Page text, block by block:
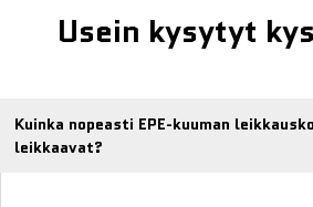
Usein kysytyt
Kuinka nopeasti EPE-kuuman
leikkaavat?